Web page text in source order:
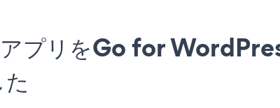
プリをGo for